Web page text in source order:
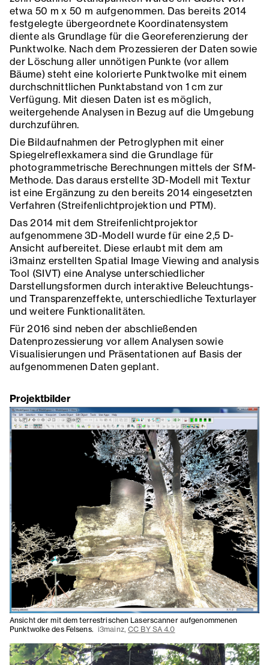
etwa 50 m x 50 m aufgenommen. Das bereits 2014
festgelegte übergeordnete Koordinatensystem
diente als Grundlage für die Georeferenzierung der
Punktwolke. Nach dem Prozessieren der Daten sowie
der Löschung aller unnötigen Punkte (vor allem
Bäume) steht eine kolorierte Punktwolke mit einem
durchschnittlichen Punktabstand von 1 cm zur
Verfügung. Mit diesen Daten ist es möglich,
weitergehende Analysen in Bezug auf die Umgebung
durchzuführen.
Die Bildaufnahmen der Petroglyphen mit einer
Spiegelreflexkamera sind die Grundlage für
photogrammetrische Berechnungen mittels der SfM-
Methode. Das daraus erstellte 3D-Modell mit Textur
ist eine Ergänzung zu den bereits 2014 eingesetzten
Verfahren (Streifenlichtprojektion und PTM).
Das 2014 mit dem Streifenlichtprojektor
aufgenommene 3D-Modell wurde für eine 2,5 D-
Ansicht aufbereitet. Diese erlaubt mit dem am
i3mainz erstellten Spatial Image Viewing and analysis
Tool (SIVT) eine Analyse unterschiedlicher
Darstellungsformen durch interaktive Beleuchtungs-
und Transparenzeffekte, unterschiedliche Texturlayer
und weitere Funktionalitäten.
Für 2016 sind neben der abschließenden
Datenprozessierung vor allem Analysen sowie
Visualisierungen und Präsentationen auf Basis der
aufgenommenen Daten geplant.
Projektbilder
Ansicht der mit dem terrestrischen Laserscanner aufgenommenen
Punktwolke des Felsens. i3mainz,CC BY SA 4.0